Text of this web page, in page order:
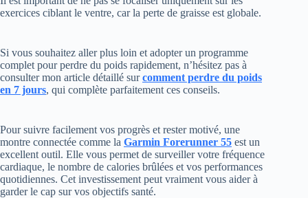
exercices ciblant le ventre, car la perte de graisse est globale.
Si vous souhaitez aller plus loin et adopter un programme
complet pour perdre du poids rapidement, n’hésitez pas à
consulter mon article détaillé surcomment perdre du poids
en 7 jours, qui complète parfaitement ces conseils.
Pour suivre facilement vos progrès et rester motivé, une
montre connectée comme la Garmin Forerunner 55 est un
excellent outil. Elle vous permet de surveiller votre fréquence
cardiaque, le nombre de calories brûlées et vos performances
quotidiennes. Cet investissement peut vraiment vous aider à
garder le cap sur vos objectifs santé.